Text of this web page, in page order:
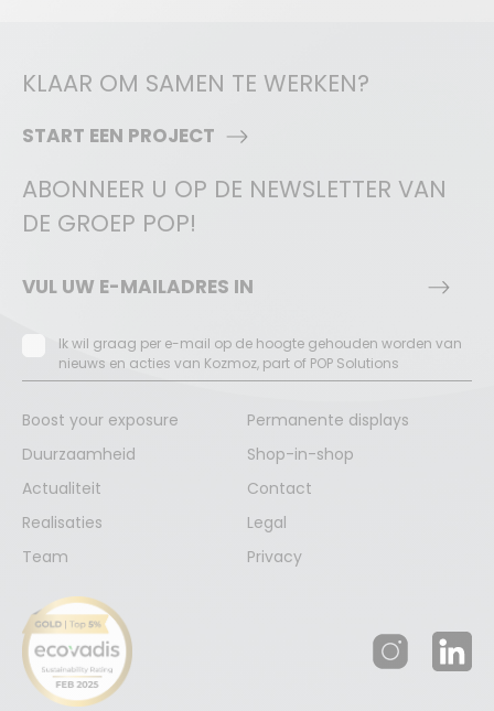
KLAAR OM SAMEN TE WERKEN?
START EEN PROJECT
ABONNEER U OP DE NEWSLETTER VAN
DE GROEP POP!
Ik wil graag per e-mail op de hoogte gehouden worden van
nieuws en acties van Kozmoz, part of POP Solutions
Boost your exposure
Duurzaamheid
Permanente displays
Shop-in-shop
Actualiteit
Realisaties
Team
Contact
Legal
Privacy